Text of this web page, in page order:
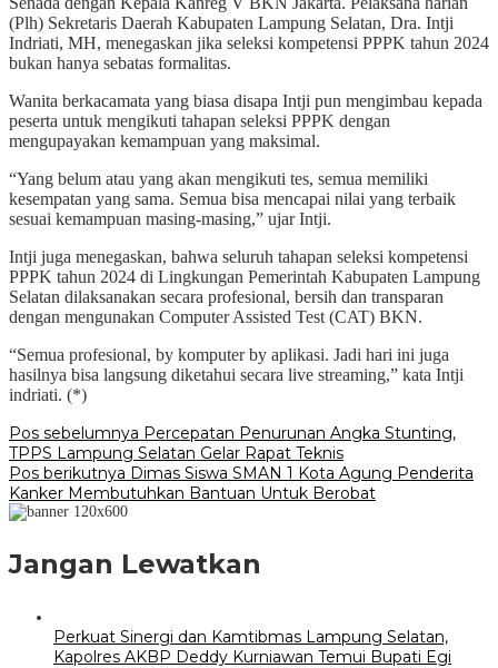
(Plh) Sekretaris Daerah Kabupaten Lampung Selatan, Dra. Intji
Indriati, MH, menegaskan jika seleksi kompetensi PPPK tahun 2024
bukan hanya sebatas formalitas.
Wanita berkacamata yang biasa disapa Intji pun mengimbau kepada
peserta untuk mengikuti tahapan seleksi PPPK dengan
mengupayakan kemampuan yang maksimal.
“Yang belum atau yang akan mengikuti tes, semua memiliki
kesempatan yang sama. Semua bisa mencapai nilai yang terbaik
sesuai kemampuan masing-masing,” ujar Intji.
Intji juga menegaskan, bahwa seluruh tahapan seleksi kompetensi
PPPK tahun 2024 di Lingkungan Pemerintah Kabupaten Lampung
Selatan dilaksanakan secara profesional, bersih dan transparan
dengan mengunakan Computer Assisted Test (CAT) BKN.
“Semua profesional, by komputer by aplikasi. Jadi hari ini juga
hasilnya bisa langsung diketahui secara live streaming,” kata Intji
indriati. (*)
Navigasi
pos
Pos sebelumnya Percepatan Penurunan Angka Stunting,
TPPS Lampung Selatan Gelar Rapat Teknis
Pos berikutnya Dimas Siswa SMAN 1 Kota Agung Penderita
Kanker Membutuhkan Bantuan Untuk Berobat
Jangan Lewatkan
Perkuat Sinergi dan Kamtibmas Lampung Selatan,
Kapolres AKBP Deddy Kurniawan Temui Bupati Egi